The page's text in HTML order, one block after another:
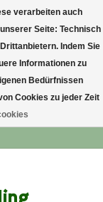
verarbeiten auch
Seite: Technisch
Indem Sie
Informationen zu
Bedürfnissen
Cookies zu jeder Zeit